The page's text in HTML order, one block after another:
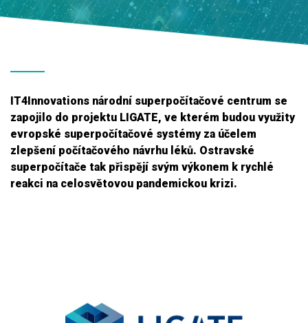
IT4Innovations národní superpočítačové centrum se
zapojilo do projektu LIGATE, ve kterém budou využity
evropské superpočítačové systémy za účelem
zlepšení počítačového návrhu léků. Ostravské
superpočítače tak přispějí svým výkonem k rychlé
reakci na celosvětovou pandemickou krizi.